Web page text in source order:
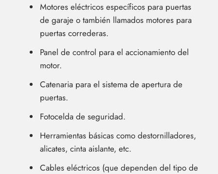
Motores eléctricos específicos para puertas
de garaje o también llamados motores para
puertas correderas.
Panel de control para el accionamiento del
motor.
Catenaria para el sistema de apertura de
puertas.
Fotocelda de seguridad.
Herramientas básicas como destornilladores,
alicates, cinta aislante, etc.
Cables eléctricos (que dependen del tipo de